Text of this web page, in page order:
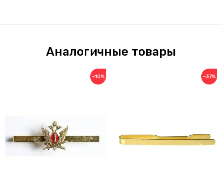
Аналогичные товары
−10% −37%